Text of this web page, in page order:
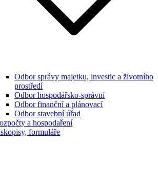
Odbor správy majetku, investic a životního
prostředí
Odbor hospodářsko-správní
Odbor finanční a plánovací
Odbor stavební úřad
a hospodaření
formuláře